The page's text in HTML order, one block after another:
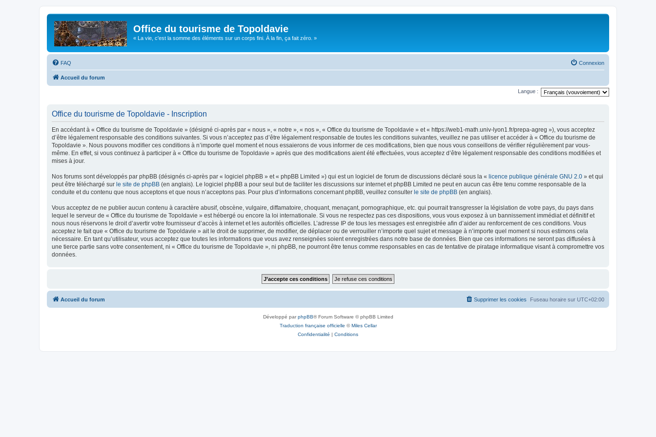
Office du tourisme de Topoldavie
« La vie, c'est la somme des éléments sur un corps fini. À la fin, ça fait zéro. »
FAQ Connexion
Accueil du forum
Langue :
Office du tourisme de Topoldavie - Inscription
En accédant à « Office du tourisme de Topoldavie » (désigné ci-après par « nous », « notre », « nos », « Office du tourisme de Topoldavie » et « https://web1-math.univ-lyon1.fr/prepa-agreg »), vous acceptez
d’être légalement responsable des conditions suivantes. Si vous n’acceptez pas d’être légalement responsable de toutes les conditions suivantes, veuillez ne pas utiliser et accéder à « Office du tourisme de
Topoldavie ». Nous pouvons modifier ces conditions à n’importe quel moment et nous essaierons de vous informer de ces modifications, bien que nous vous conseillons de vérifier régulièrement par vous-
même. En effet, si vous continuez à participer à « Office du tourisme de Topoldavie » après que des modifications aient été effectuées, vous acceptez d’être légalement responsable des conditions modifiées et
mises à jour.
Nos forums sont développés par phpBB (désignés ci-après par « logiciel phpBB » et « phpBB Limited ») qui est un logiciel de forum de discussions déclaré sous la « licence publique générale GNU 2.0 » et qui
peut être téléchargé sur le site de phpBB (en anglais). Le logiciel phpBB a pour seul but de faciliter les discussions sur internet et phpBB Limited ne peut en aucun cas être tenu comme responsable de la
conduite et du contenu que nous acceptons et que nous n’acceptons pas. Pour plus d’informations concernant phpBB, veuillez consulter le site de phpBB (en anglais).
Vous acceptez de ne publier aucun contenu à caractère abusif, obscène, vulgaire, diffamatoire, choquant, menaçant, pornographique, etc. qui pourrait transgresser la législation de votre pays, du pays dans
lequel le serveur de « Office du tourisme de Topoldavie » est hébergé ou encore la loi internationale. Si vous ne respectez pas ces dispositions, vous vous exposez à un bannissement immédiat et définitif et
nous nous réservons le droit d’avertir votre fournisseur d’accès à internet et les autorités officielles. L’adresse IP de tous les messages est enregistrée afin d’aider au renforcement de ces conditions. Vous
acceptez le fait que « Office du tourisme de Topoldavie » ait le droit de supprimer, de modifier, de déplacer ou de verrouiller n’importe quel sujet et message à n’importe quel moment si nous estimons cela
nécessaire. En tant qu’utilisateur, vous acceptez que toutes les informations que vous avez renseignées soient enregistrées dans notre base de données. Bien que ces informations ne seront pas diffusées à
une tierce partie sans votre consentement, ni « Office du tourisme de Topoldavie », ni phpBB, ne pourront être tenus comme responsables en cas de tentative de piratage informatique visant à compromettre vos
données.
Accueil du forum Fuseau horaire sur UTC+02:00
Supprimer les cookies
Développé parphpBB® Forum Software © phpBB Limited
Traduction française officielle ©Miles Cellar
Confidentialité | Conditions